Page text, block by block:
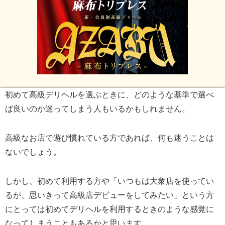
初めて高級デリヘルを選ぶときに、どのような基準で選べ
ば良いのか迷ってしまう人もいるかもしれません。
高級なお店で遊び慣れている方であれば、何も迷うことは
ないでしょう。
しかし、初めて利用する方や「いつもは大衆店を使ってい
るが、思いきって高級店デビューをしてみたい」という方
にとっては初めてデリヘルを利用するときのような感覚に
なってしまうこともあるかと思います。